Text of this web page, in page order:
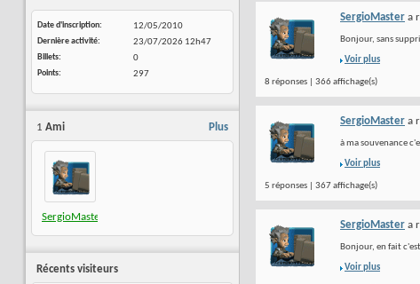
Date d'inscription
12/05/2010
Dernière activité
23/07/2026 12h47
Billets
0
Points
297
Plus
1 Ami
SergioMaster
Récents visiteurs
SergioMaster a
Bonjour, sans
Voir plus
8 réponses | 366 affichage(s)
SergioMaster a
à ma souvenance
Voir plus
5 réponses | 367 affichage(s)
SergioMaster a
Bonjour, en fait
Voir plus